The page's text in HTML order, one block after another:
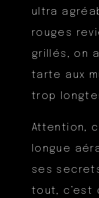
ultra
rouges
grillés, on
tarte aux
trop
Attention,
longue
ses
tout, c’est